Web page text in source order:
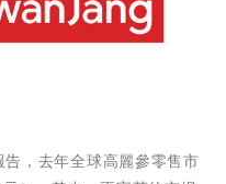
，去年全球高麗參零售市